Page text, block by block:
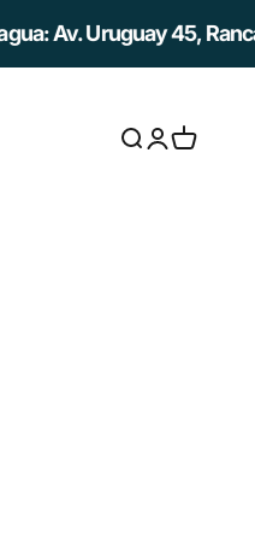
Av. Uruguay 45,
Abrir búsqueda
AbrirAbrir